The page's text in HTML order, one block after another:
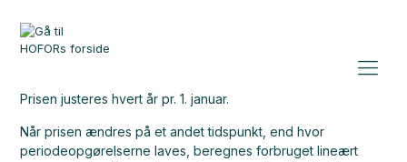
Prisen justeres hvert år pr. 1. januar.
Når prisen ændres på et andet tidspunkt, end hvor
periodeopgørelserne laves, beregnes forbruget lineært